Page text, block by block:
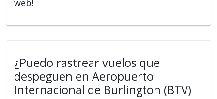
web!
¿Puedo rastrear vuelos que
despeguen en Aeropuerto
Internacional de Burlington (BTV)